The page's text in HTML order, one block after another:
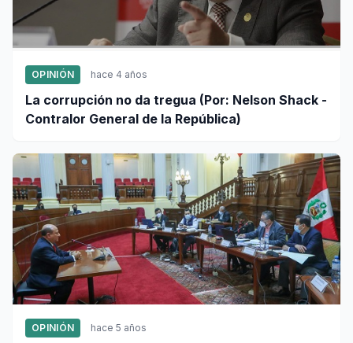
OPINIÓN hace 4 años
La corrupción no da tregua (Por: Nelson Shack -
Contralor General de la República)
OPINIÓN hace 5 años